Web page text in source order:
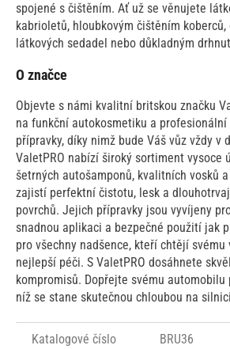
spojené s čištěním. Ať už se věnujete
kabrioletů, hloubkovým čištěním koberců,
látkových sedadel nebo důkladným
O značce
Objevte s námi kvalitní britskou značku
na funkční autokosmetiku a
přípravky, díky nimž bude Váš vůz vždy v
ValetPRO nabízí široký sortiment vysoce
šetrných autošamponů, kvalitních vosků
zajistí perfektní čistotu, lesk a
povrchů. Jejich přípravky jsou vyvíjeny
snadnou aplikaci a bezpečné použití jak
pro všechny nadšence, kteří chtějí
nejlepší péči. S ValetPRO dosáhnete
kompromisů. Dopřejte svému
níž se stane skutečnou chloubou na
Katalogové číslo BRU36